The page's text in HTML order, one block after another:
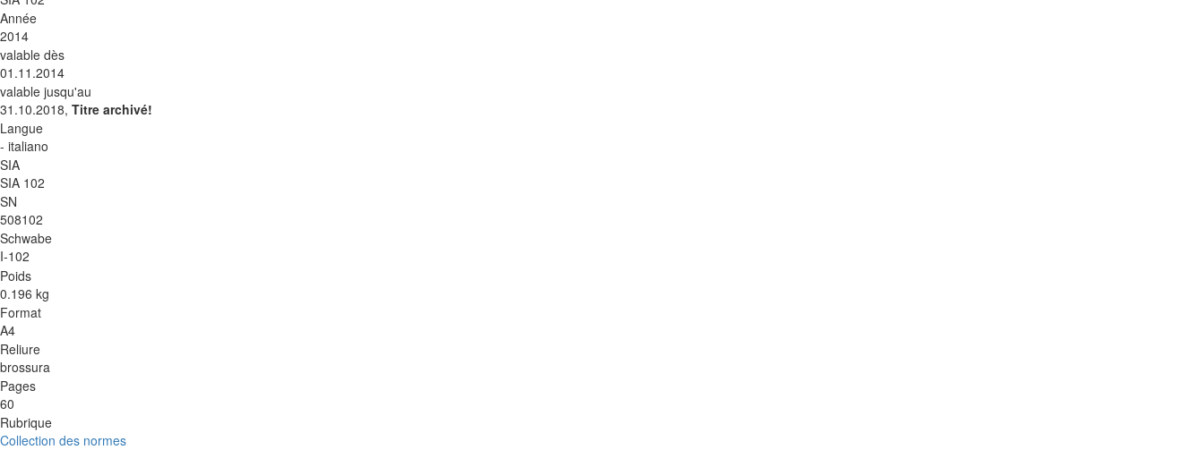
Année
2014
valable dès
01.11.2014
valable jusqu'au
31.10.2018, Titre archivé!
Langue
- italiano
SIA
SIA 102
SN
508102
Schwabe
I-102
Poids
0.196 kg
Format
A4
Reliure
brossura
Pages
60
Rubrique
Collection des normes